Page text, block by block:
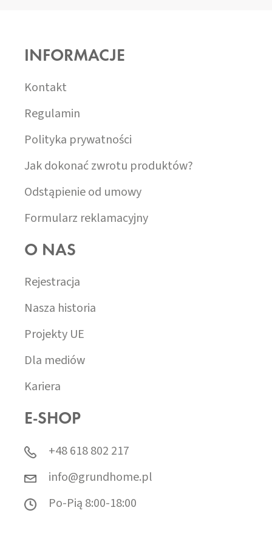
INFORMACJE
Kontakt
Regulamin
Polityka prywatności
Jak dokonać zwrotu produktów?
Odstąpienie od umowy
Formularz reklamacyjny
O NAS
Rejestracja
Nasza historia
Projekty UE
Dla mediów
Kariera
E-SHOP
+48 618 802 217
info@grundhome.pl
Po-Pią 8:00-18:00